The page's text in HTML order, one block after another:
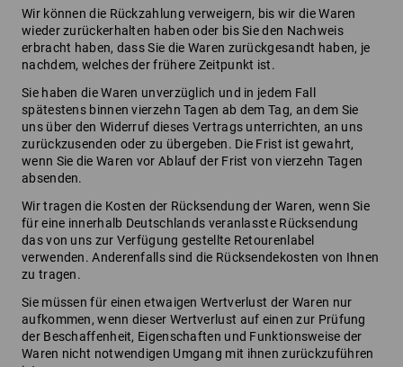
Wir können die Rückzahlung verweigern, bis wir die Waren
wieder zurückerhalten haben oder bis Sie den Nachweis
erbracht haben, dass Sie die Waren zurückgesandt haben, je
nachdem, welches der frühere Zeitpunkt ist.
Sie haben die Waren unverzüglich und in jedem Fall
spätestens binnen vierzehn Tagen ab dem Tag, an dem Sie
uns über den Widerruf dieses Vertrags unterrichten, an uns
zurückzusenden oder zu übergeben. Die Frist ist gewahrt,
wenn Sie die Waren vor Ablauf der Frist von vierzehn Tagen
absenden.
Wir tragen die Kosten der Rücksendung der Waren, wenn Sie
für eine innerhalb Deutschlands veranlasste Rücksendung
das von uns zur Verfügung gestellte Retourenlabel
verwenden. Anderenfalls sind die Rücksendekosten von Ihnen
zu tragen.
Sie müssen für einen etwaigen Wertverlust der Waren nur
aufkommen, wenn dieser Wertverlust auf einen zur Prüfung
der Beschaffenheit, Eigenschaften und Funktionsweise der
Waren nicht notwendigen Umgang mit ihnen zurückzuführen